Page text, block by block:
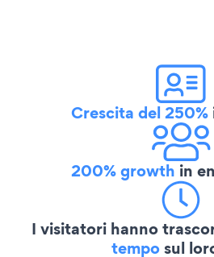
Crescita del 250%
200% growth in
I visitatori hanno
temposul